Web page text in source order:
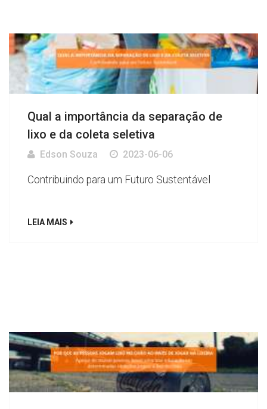
Qual a importância da separação de
lixo e da coleta seletiva
Edson Souza 2023-06-06
Contribuindo para um Futuro Sustentável
LEIA MAIS